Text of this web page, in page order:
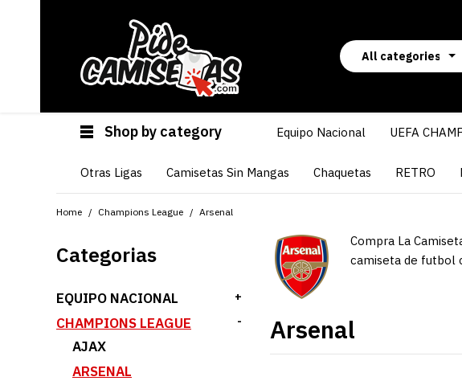
Shop by category Equipo Nacional UEFA
Otras Ligas Camisetas Sin Mangas Chaquetas RETRO
Home Champions League Arsenal
Categorias
EQUIPO NACIONAL +
CHAMPIONS LEAGUE -
AJAX
ARSENAL
Compra La
camiseta de futbol
Arsenal